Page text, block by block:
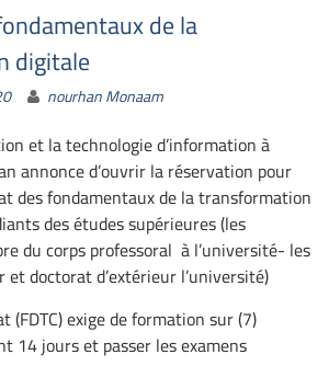
de la
digitale
nourhan Monaam
et la technologie d’information à
annonce d’ouvrir la réservation pour
des fondamentaux de la transformation
des études supérieures (les
du corps professoral à l’université- les
doctorat d’extérieur l’université)
(FDTC) exige de formation sur (7)
14 jours et passer les examens